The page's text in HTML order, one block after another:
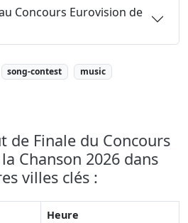
Concours Eurovision de
song-contest
music
de Finale du Concours
Chanson 2026 dans
villes clés :
Heure